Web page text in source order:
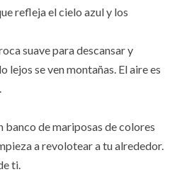
refleja el cielo azul y los
suave para descansar y
lejos se ven montañas. El aire es
banco de mariposas de colores
a revolotear a tu alrededor.
ti.